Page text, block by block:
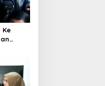
Ke